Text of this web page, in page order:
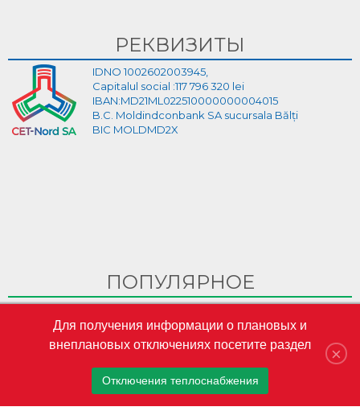
РЕКВИЗИТЫ
IDNO 1002602003945,
Capitalul social :117 796 320 lei
IBAN:MD21ML022510000000004015
B.C. Moldindconbank SA sucursala Bălți
BIC MOLDMD2X
ПОПУЛЯРНОЕ
CET-Nord
CET-Nord are un nou director general interimar
S.A. „CET-Nord” a participat la Misiunea Economică a
oamenilor de afaceri din Republica Moldova în Austria
×
Для получения информации о плановых и
внеплановых отключениях посетите раздел
Отключения теплоснабжения